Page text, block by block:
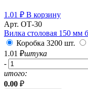
1.01 ₽ В корзину
Арт. ОТ-30
Вилка столовая 150 мм
Коробка 3200 шт.
1.01 ₽штука
-
итого:
0.00 ₽